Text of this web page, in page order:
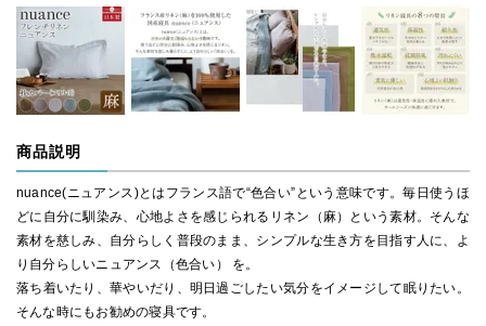
商品説明
nuance(ニュアンス)とはフランス語で“色合い”という意味です。毎日使うほ
どに自分に馴染み、心地よさを感じられるリネン（麻）という素材。そんな
素材を慈しみ、自分らしく普段のまま、シンプルな生き方を目指す人に、よ
り自分らしいニュアンス（色合い） を。
落ち着いたり、華やいだり、明日過ごしたい気分をイメージして眠りたい。
そんな時にもお勧めの寝具です。